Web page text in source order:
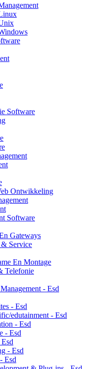
Software
Ontwikkeling
Software
Gateways
Service
En Montage
Telefonie
- Esd
- Esd
edutainment - Esd
- Esd
- Esd
- Esd
Esd